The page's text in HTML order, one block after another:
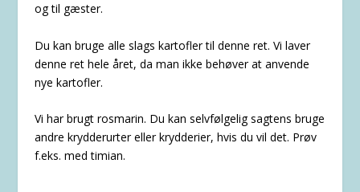
og til gæster.
Du kan bruge alle slags kartofler til denne ret. Vi laver
denne ret hele året, da man ikke behøver at anvende
nye kartofler.
Vi har brugt rosmarin. Du kan selvfølgelig sagtens bruge
andre krydderurter eller krydderier, hvis du vil det. Prøv
f.eks. med timian.